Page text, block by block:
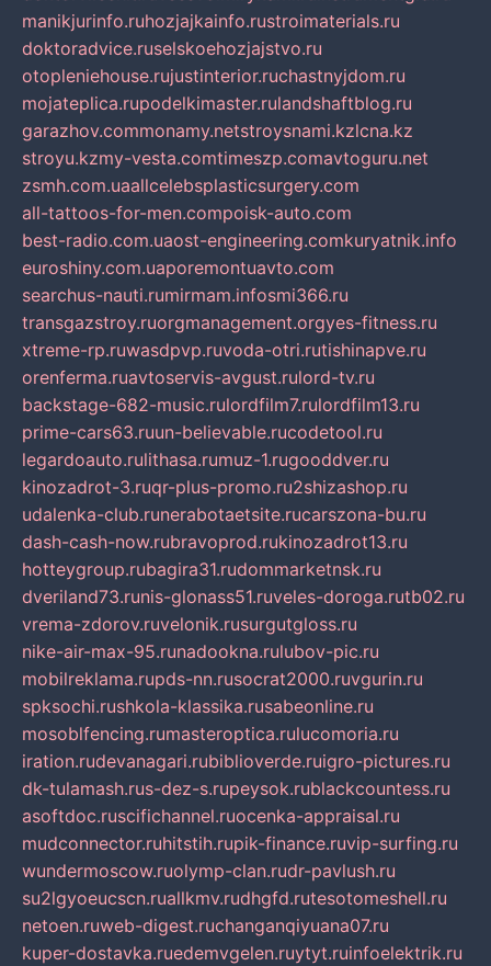
manikjurinfo.ruhozjajkainfo.rustroimaterials.ru
doktoradvice.ruselskoehozjajstvo.ru
otopleniehouse.rujustinterior.ruchastnyjdom.ru
mojateplica.rupodelkimaster.rulandshaftblog.ru
garazhov.commonamy.netstroysnami.kzlcna.kz
stroyu.kzmy-vesta.comtimeszp.comavtoguru.net
zsmh.com.uaallcelebsplasticsurgery.com
all-tattoos-for-men.compoisk-auto.com
best-radio.com.uaost-engineering.comkuryatnik.info
euroshiny.com.uaporemontuavto.com
searchus-nauti.rumirmam.infosmi366.ru
transgazstroy.ruorgmanagement.orgyes-fitness.ru
xtreme-rp.ruwasdpvp.ruvoda-otri.rutishinapve.ru
orenferma.ruavtoservis-avgust.rulord-tv.ru
backstage-682-music.rulordfilm7.rulordfilm13.ru
prime-cars63.ruun-believable.rucodetool.ru
legardoauto.rulithasa.rumuz-1.rugooddver.ru
kinozadrot-3.ruqr-plus-promo.ru2shizashop.ru
udalenka-club.runerabotaetsite.rucarszona-bu.ru
dash-cash-now.rubravoprod.rukinozadrot13.ru
hotteygroup.rubagira31.rudommarketnsk.ru
dveriland73.runis-glonass51.ruveles-doroga.rutb02.ru
vrema-zdorov.ruvelonik.rusurgutgloss.ru
nike-air-max-95.runadookna.rulubov-pic.ru
mobilreklama.rupds-nn.rusocrat2000.ruvgurin.ru
spksochi.rushkola-klassika.rusabeonline.ru
mosoblfencing.rumasteroptica.rulucomoria.ru
iration.rudevanagari.rubiblioverde.ruigro-pictures.ru
dk-tulamash.rus-dez-s.rupeysok.rublackcountess.ru
asoftdoc.ruscifichannel.ruocenka-appraisal.ru
mudconnector.ruhitstih.rupik-finance.ruvip-surfing.ru
wundermoscow.ruolymp-clan.rudr-pavlush.ru
su2lgyoeucscn.ruallkmv.rudhgfd.rutesotomeshell.ru
netoen.ruweb-digest.ruchanganqiyuana07.ru
kuper-dostavka.ruedemvgelen.ruytyt.ruinfoelektrik.ru